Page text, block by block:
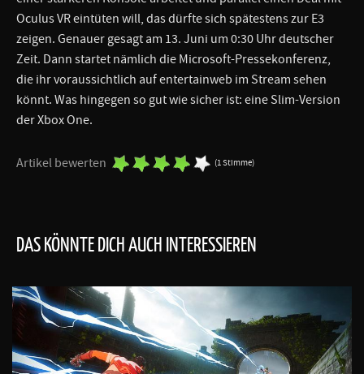
Oculus VR eintüten will, das dürfte sich spätestens zur E3
zeigen. Genauer gesagt am 13. Juni um 0:30 Uhr deutscher
Zeit. Dann startet nämlich die Microsoft-Pressekonferenz,
die ihr voraussichtlich auf entertainweb im Stream sehen
könnt. Was hingegen so gut wie sicher ist: eine Slim-Version
der Xbox One.
Artikel bewerten (1 Stimme)
DAS KÖNNTE DICH AUCH INTERESSIEREN